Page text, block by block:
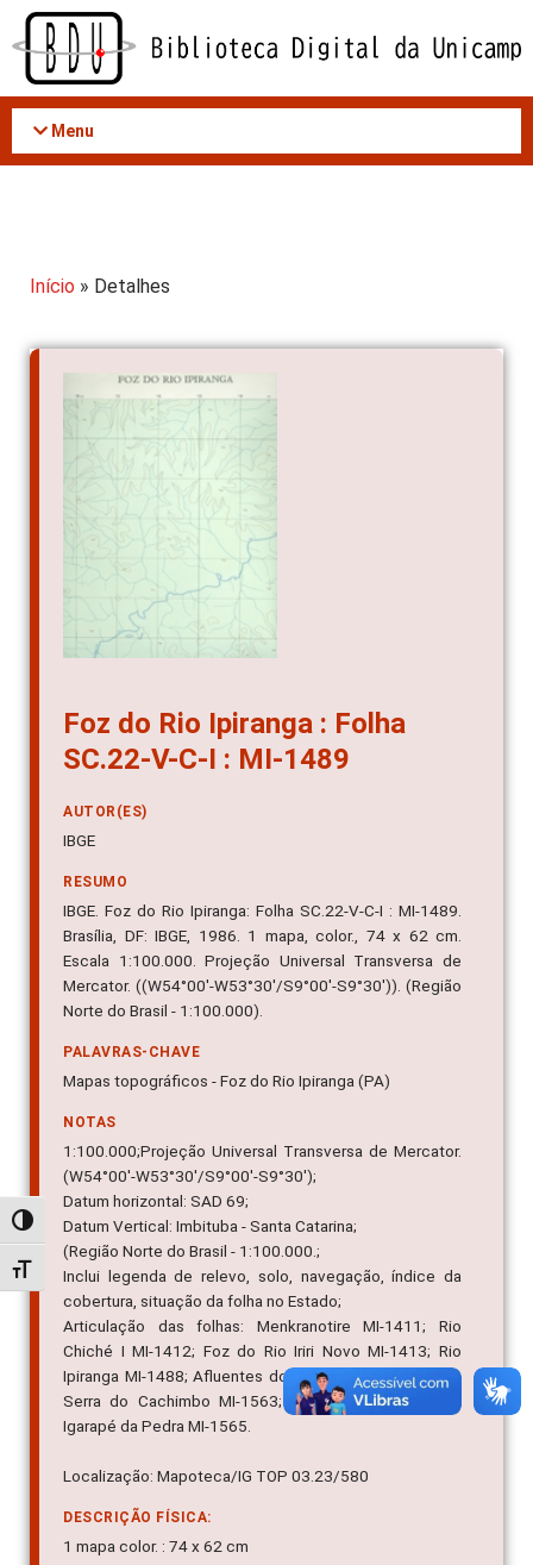
Acessar
conteúdo
Alternar alto contraste
Alternar tamanho da fonte
Menu
Início » Detalhes
Foz do Rio Ipiranga : Folha
SC.22-V-C-I : MI-1489
AUTOR(ES)
IBGE
RESUMO
IBGE. Foz do Rio Ipiranga: Folha SC.22-V-C-I : MI-1489.
Brasília, DF: IBGE, 1986. 1 mapa, color., 74 x 62 cm.
Escala 1:100.000. Projeção Universal Transversa de
Mercator. ((W54°00'-W53°30'/S9°00'-S9°30')). (Região
Norte do Brasil - 1:100.000).
PALAVRAS-CHAVE
Mapas topográficos - Foz do Rio Ipiranga (PA)
NOTAS
1:100.000;Projeção Universal Transversa de Mercator.
(W54°00'-W53°30'/S9°00'-S9°30');
Datum horizontal: SAD 69;
Datum Vertical: Imbituba - Santa Catarina;
(Região Norte do Brasil - 1:100.000.;
Inclui legenda de relevo, solo, navegação, índice da
cobertura, situação da folha no Estado;
Articulação das folhas: Menkranotire MI-1411; Rio
Chiché I MI-1412; Foz do Rio Iriri Novo MI-1413; Rio
Ipiranga MI-1488; Afluentes dos Rio Iriri Novo MI-1490;
Serra do Cachimbo MI-1563; Rio Iriri Novo MI-1564;
Igarapé da Pedra MI-1565.
Localização: Mapoteca/IG TOP 03.23/580
DESCRIÇÃO FÍSICA:
1 mapa color. : 74 x 62 cm